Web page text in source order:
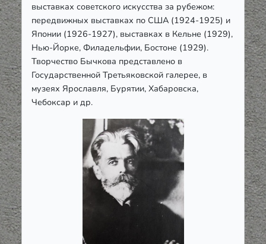
выставках советского искусства за рубежом:
передвижных выставках по США (1924-1925) и
Японии (1926-1927), выставках в Кельне (1929),
Нью-Йорке, Филадельфии, Бостоне (1929).
Творчество Бычкова представлено в
Государственной Третьяковской галерее, в
музеях Ярославля, Бурятии, Хабаровска,
Чебоксар и др.